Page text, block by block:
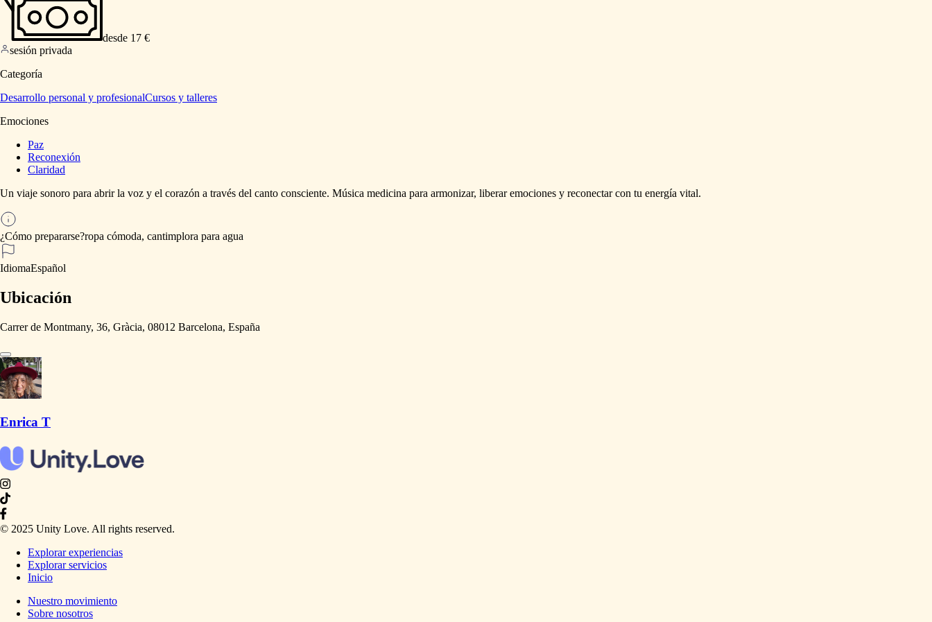
desde 17 €
sesión privada
Categoría
Desarrollo personal y profesionalCursos y talleres
Emociones
Paz
Reconexión
Claridad
Un viaje sonoro para abrir la voz y el corazón a través del canto consciente. Música medicina para armonizar, liberar emociones y reconectar con tu energía vital.
¿Cómo prepararse?ropa cómoda, cantimplora para agua
IdiomaEspañol
Ubicación
Carrer de Montmany, 36, Gràcia, 08012 Barcelona, España
Enrica T
© 2025 Unity Love. All rights reserved.
Explorar experiencias
Explorar servicios
Inicio
Nuestro movimiento
Sobre nosotros